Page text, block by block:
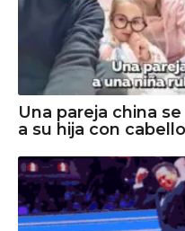
Una pareja china
a su hija con